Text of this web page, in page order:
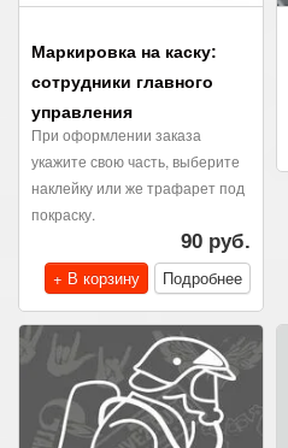
Маркировка на каску:
сотрудники главного
управления
При оформлении заказа
укажите свою часть, выберите
наклейку или же трафарет под
покраску.
90 руб.
+ В корзину
Подробнее